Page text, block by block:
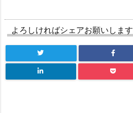
よろしければシェアお願いします